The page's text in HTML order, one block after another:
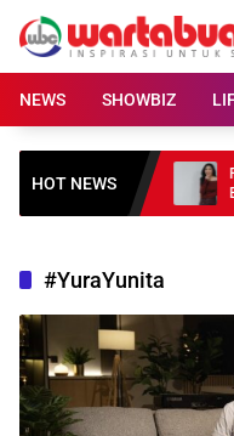
content
NEWS
SHOWBIZ
HOT NEWS
Ungkap
#YuraYunita